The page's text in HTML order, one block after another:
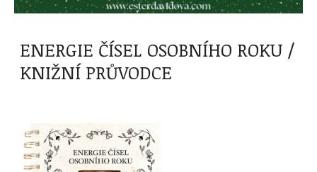
ENERGIE ČÍSEL OSOBNÍHO ROKU /
KNIŽNÍ PRŮVODCE